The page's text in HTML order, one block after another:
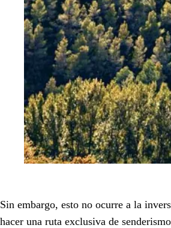
Sin embargo, esto no ocurre a la
hacer una ruta exclusiva de